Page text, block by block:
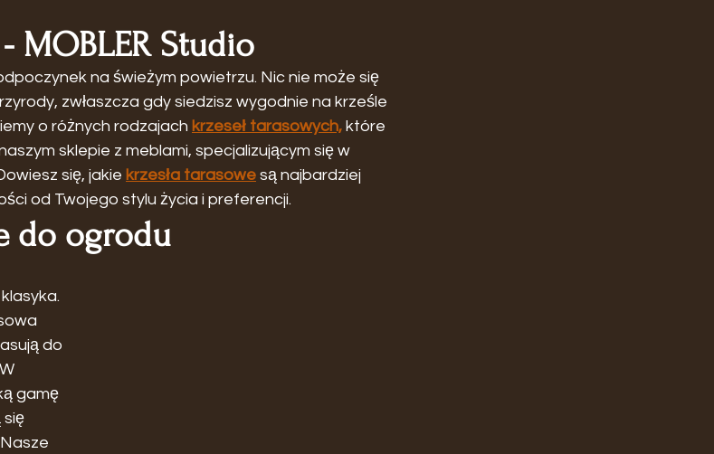
MOBLER Studio
na świeżym powietrzu. Nic nie może się
zwłaszcza gdy siedzisz wygodnie na krześle
o różnych rodzajach krzeseł tarasowych, które
sklepie z meblami, specjalizującym się w
się, jakie krzesła tarasowe są najbardziej
od Twojego stylu życia i preferencji.
do ogrodu
do
gamę
się